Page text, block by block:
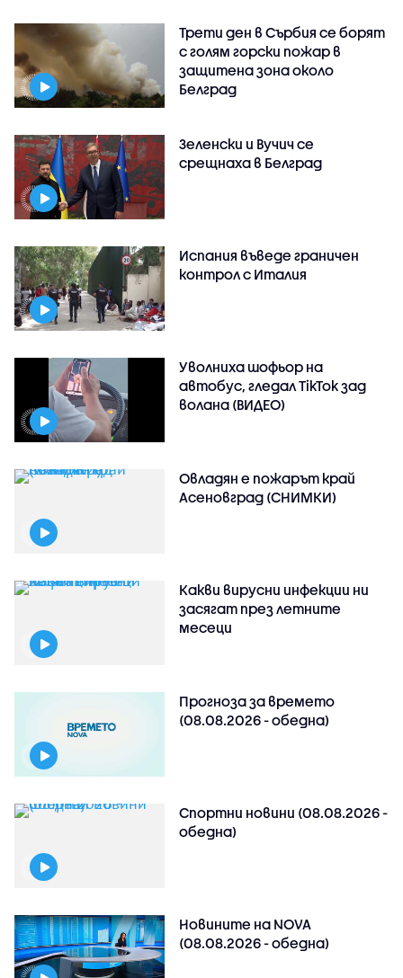
Трети ден в Сърбия се борят
с голям горски пожар в
защитена зона около
Белград
Зеленски и Вучич се
срещнаха в Белград
Испания въведе граничен
контрол с Италия
Уволниха шофьор на
автобус, гледал TikTok зад
волана (ВИДЕО)
Овладян е пожарът край
Асеновград (СНИМКИ)
Какви вирусни инфекции ни
засягат през летните
месеци
Прогноза за времето
(08.08.2026 - обедна)
Спортни новини (08.08.2026 -
обедна)
Новините на NOVA
(08.08.2026 - обедна)